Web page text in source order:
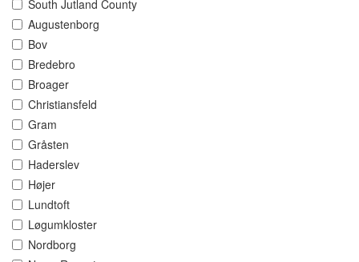
South Jutland County
Augustenborg
Bov
Bredebro
Broager
Christiansfeld
Gram
Gråsten
Haderslev
Højer
Lundtoft
Løgumkloster
Nordborg